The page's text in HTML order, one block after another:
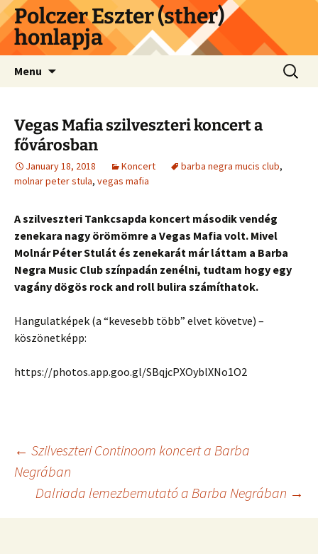
Skip
to
content
Polczer Eszter (sther)
honlapja
Menu
Search
for:
Vegas Mafia szilveszteri koncert a
fővárosban
January 18, 2018 Koncert barba negra mucis club,
molnar peter stula, vegas mafia
A szilveszteri Tankcsapda koncert második vendég
zenekara nagy örömömre a Vegas Mafia volt. Mivel
Molnár Péter Stulát és zenekarát már láttam a Barba
Negra Music Club színpadán zenélni, tudtam hogy egy
vagány dögös rock and roll bulira számíthatok.
Hangulatképek (a “kevesebb több” elvet követve) –
köszönetképp:
https://photos.app.goo.gl/SBqjcPXOyblXNo1O2
Post
navigation
← Szilveszteri Continoom koncert a Barba
Negrában
Dalriada lemezbemutató a Barba Negrában →